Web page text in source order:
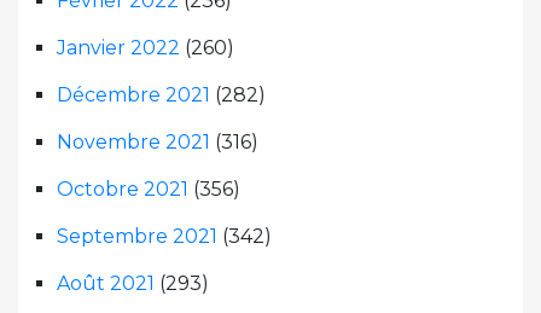
Janvier 2022 (260)
Décembre 2021 (282)
Novembre 2021 (316)
Octobre 2021 (356)
Septembre 2021 (342)
Août 2021 (293)